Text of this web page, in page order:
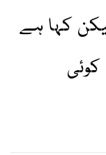
کہا ہے